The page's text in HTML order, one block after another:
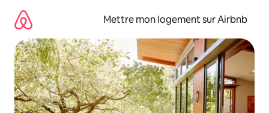
directement
contenu
Mettre mon logement sur Airbnb